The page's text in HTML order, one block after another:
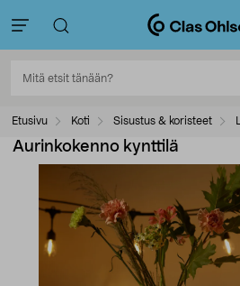
Etusivu Koti Sisustus & koristeet
Aurinkokenno kynttilä